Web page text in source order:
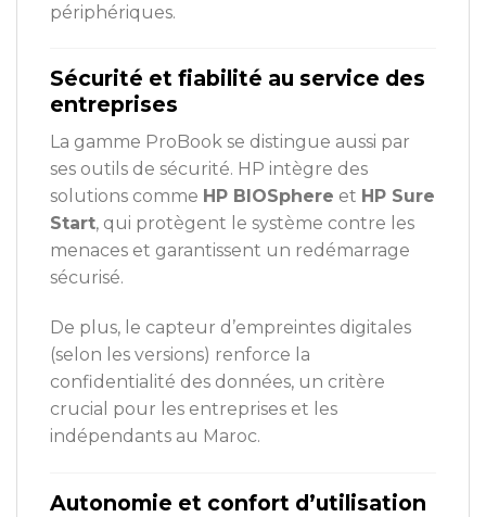
périphériques.
Sécurité et fiabilité au service des
entreprises
La gamme ProBook se distingue aussi par
ses outils de sécurité. HP intègre des
solutions comme HP BIOSphere et HP Sure
Start, qui protègent le système contre les
menaces et garantissent un redémarrage
sécurisé.
De plus, le capteur d’empreintes digitales
(selon les versions) renforce la
confidentialité des données, un critère
crucial pour les entreprises et les
indépendants au Maroc.
Autonomie et confort d’utilisation